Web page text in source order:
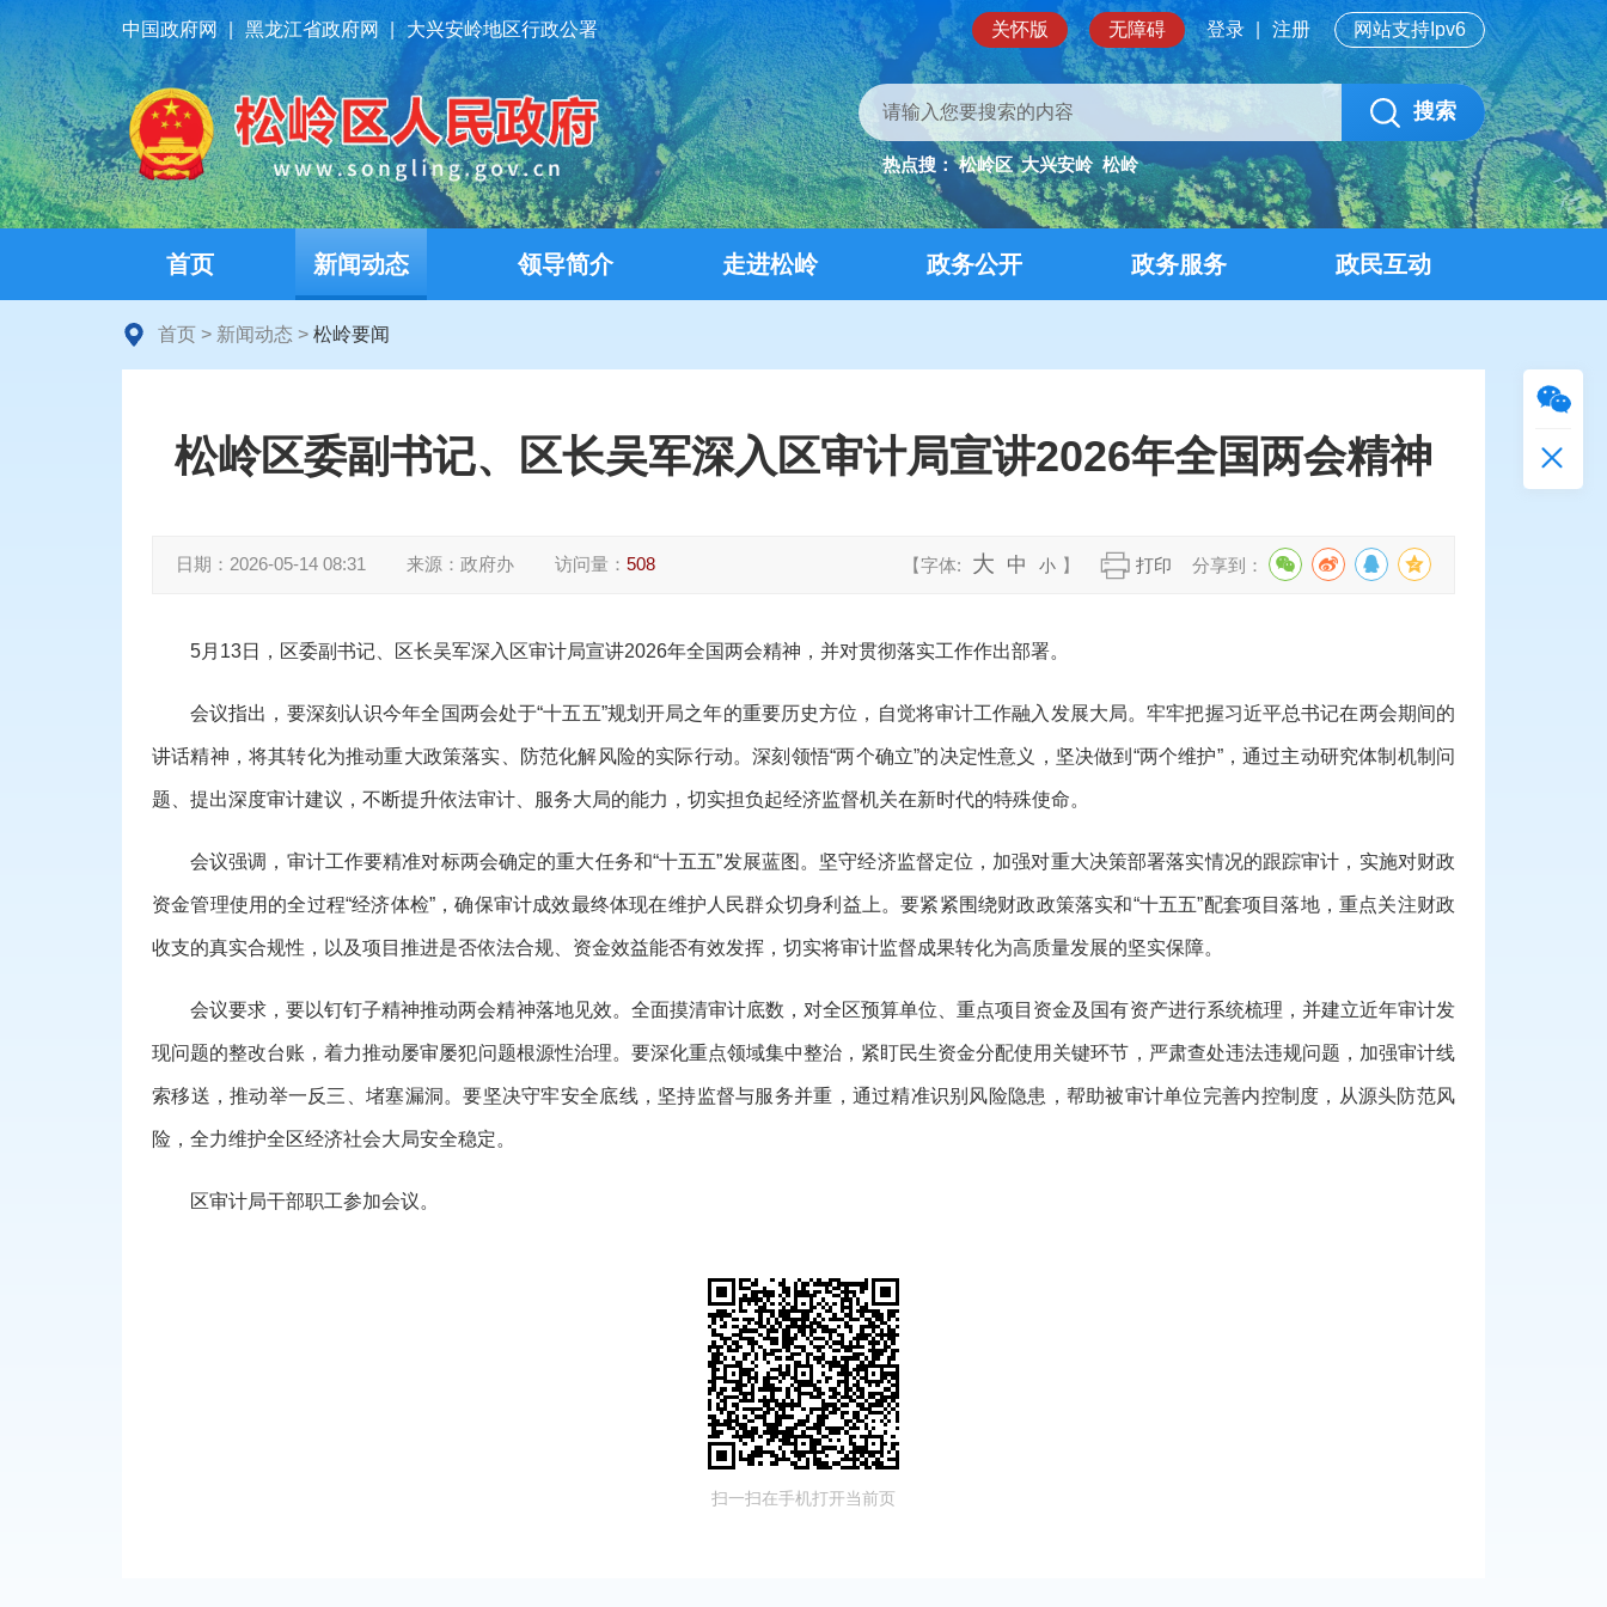
中国政府网 黑龙江省政府网 | 大兴安岭地区行政公署 关怀版 无障碍 网站支持Ipv6
登录 注册
搜索
热点搜： 松岭区 大兴安岭 松岭
首页 新闻动态 领导简介 走进松岭 政务公开 政务服务 政民互动
首页 > 新闻动态 > 松岭要闻
松岭区委副书记、区长吴军深入区审计局宣讲2026年全国两会精神
日期： 2026-05-14 08:31 来源： 政府办 访问量： 508 【字体: 大 中 小 】 打印 分享到：
5月 13日，区委副书记、区长吴军深入区审计局宣讲2026年全国两会精神，并对贯彻落实工作作出部署。
会议指出，要深刻认识今年全国两会处于“十五五”规划开局之年的重要历史方位，自觉将审计工作融入发展大局。牢牢把握习近平总书记在两会期间的
讲话精神，将其转化为推动重大政策落实、防范化解风险的实际行动。深刻领悟“两个确立”的决定性意义，坚决做到 “两个维护”，通过主动研究体制机制问
题、提出深度审计建议，不断提升依法审计、服务大局的能力，切实担负起经济监督机关在新时代的特殊使命。
会议强调，审计工作要精准对标两会确定的重大任务和“十五五”发展蓝图。坚守经济监督定位，加强对重大决策部署落实情况的跟踪审计，实施对财政
资金管理使用的全过程“经济体检” ，确保审计成效最终体现在维护人民群众切身利益上。要紧紧围绕财政政策落实和“十五五”配套项目落地，重点关注财政
收支的真实合规性，以及项目推进是否依法合规、资金效益能否有效发挥，切实将审计监督成果转化为高质量发展的坚实保障。
会议要求，要以钉钉子精神推动两会精神落地见效。全面摸清审计底数，对全区预算单位、重点项目资金及国有资产进行系统梳理，并建立近年审计发
现问题的整改台账，着力推动屡审屡犯问题根源性治理。要深化重点领域集中整治，紧盯民生资金分配使用关键环节，严肃查处违法违规问题，加强审计线
索移送，推动举一反三、堵塞漏洞。要坚决守牢安全底线，坚持监督与服务并重，通过精准识别风险隐患，帮助被审计单位完善内控制度，从源头防范风
险，全力维护全区经济社会大局安全稳定。
区审计局干部职工参加会议。
扫一扫在手机打开当前页